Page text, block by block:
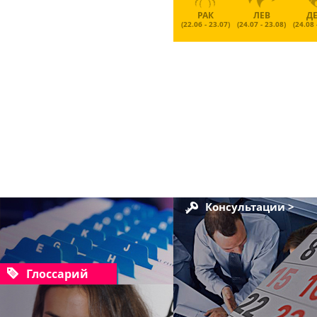
РАК
(22.06 - 23.07)
ЛЕВ
(24.07 - 23.08) (24.08
Глоссарий
Консультации >